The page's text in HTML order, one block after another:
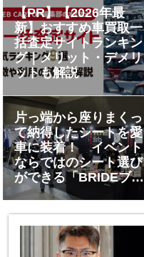
【PR】【2026年最
新】おすすめ車買取一
括査定サイトランキン
グ｜メリット・デメリ
ットも解説
片っ端から座りまくっ
て納得したシートを愛
車に装着！ イベント
ならではのシート選び
ができる「BRIDEブー
ス」【AMA2026】